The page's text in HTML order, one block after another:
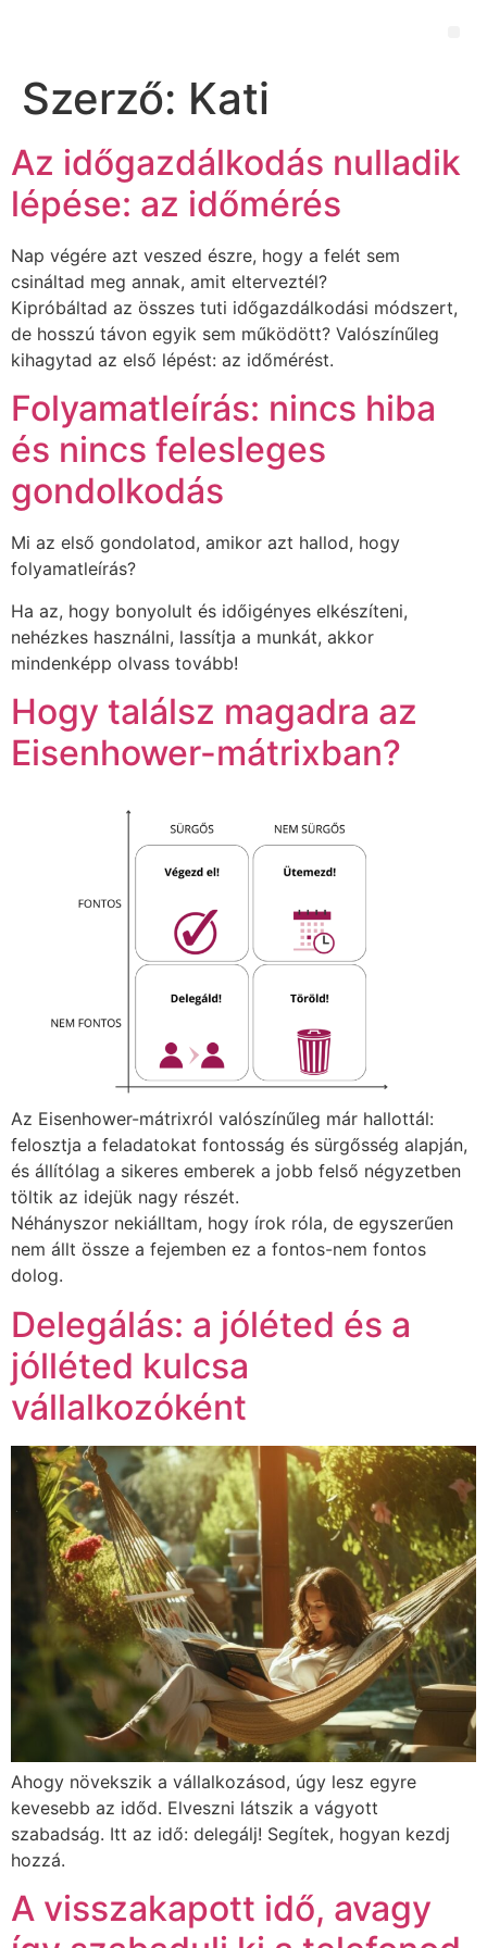
Szerző: Kati
Az időgazdálkodás nulladik
lépése: az időmérés
Nap végére azt veszed észre, hogy a felét sem
csináltad meg annak, amit elterveztél?
Kipróbáltad az összes tuti időgazdálkodási módszert,
de hosszú távon egyik sem működött? Valószínűleg
kihagytad az első lépést: az időmérést.
Folyamatleírás: nincs hiba
és nincs felesleges
gondolkodás
Mi az első gondolatod, amikor azt hallod, hogy
folyamatleírás?
Ha az, hogy bonyolult és időigényes elkészíteni,
nehézkes használni, lassítja a munkát, akkor
mindenképp olvass tovább!
Hogy találsz magadra az
Eisenhower-mátrixban?
Az Eisenhower-mátrixról valószínűleg már hallottál:
felosztja a feladatokat fontosság és sürgősség alapján,
és állítólag a sikeres emberek a jobb felső négyzetben
töltik az idejük nagy részét.
Néhányszor nekiálltam, hogy írok róla, de egyszerűen
nem állt össze a fejemben ez a fontos-nem fontos
dolog.
Delegálás: a jóléted és a
jólléted kulcsa
vállalkozóként
Ahogy növekszik a vállalkozásod, úgy lesz egyre
kevesebb az időd. Elveszni látszik a vágyott
szabadság. Itt az idő: delegálj! Segítek, hogyan kezdj
hozzá.
A visszakapott idő, avagy